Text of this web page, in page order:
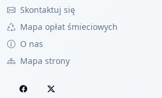
Skontaktuj się
Mapa opłat śmieciowych
O nas
Mapa strony